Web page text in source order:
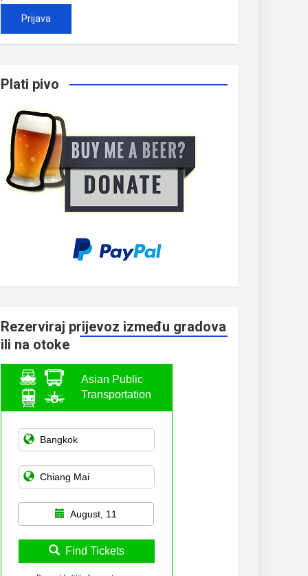
Plati pivo
Rezerviraj prijevoz između gradova
ili na otoke
Asian Public
Transportation
August, 11
Find Tickets